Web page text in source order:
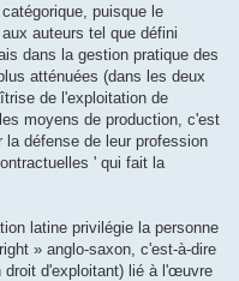
puisque le
auteurs tel que défini
dans la gestion pratique des
atténuées (dans les deux
de l'exploitation de
moyens de production, c'est
défense de leur profession
' qui fait la
latine privilégie la personne
» anglo-saxon, c'est-à-dire
droit d'exploitant) lié à l'œuvre